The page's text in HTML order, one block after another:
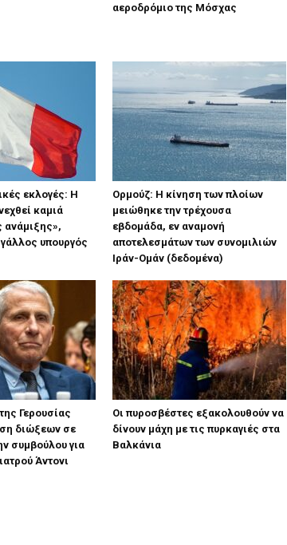
αεροδρόμιο της Μόσχας
εκλογές: Η
καμιά
ανάμιξης»,
υπουργός
Ορμούζ: Η κίνηση των πλοίων
μειώθηκε την τρέχουσα
εβδομάδα, εν αναμονή
αποτελεσμάτων των συνομιλιών
Ιράν-Ομάν (δεδομένα)
Γερουσίας
διώξεων σε
συμβούλου για
Άντονι
Οι πυροσβέστες εξακολουθούν να
δίνουν μάχη με τις πυρκαγιές στα
Βαλκάνια